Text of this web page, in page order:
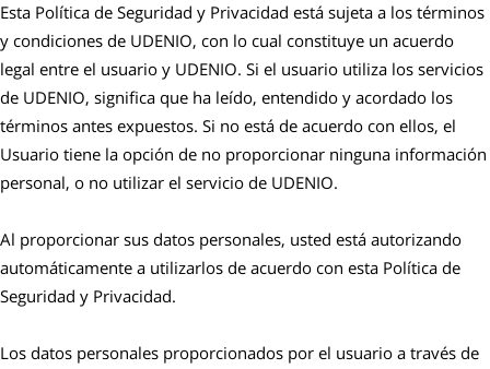
Esta Política de Seguridad y Privacidad está sujeta a los términos
y condiciones de UDENIO, con lo cual constituye un acuerdo
legal entre el usuario y UDENIO. Si el usuario utiliza los servicios
de UDENIO, significa que ha leído, entendido y acordado los
términos antes expuestos. Si no está de acuerdo con ellos, el
Usuario tiene la opción de no proporcionar ninguna información
personal, o no utilizar el servicio de UDENIO.
Al proporcionar sus datos personales, usted está autorizando
automáticamente a utilizarlos de acuerdo con esta Política de
Seguridad y Privacidad.
Los datos personales proporcionados por el usuario a través de